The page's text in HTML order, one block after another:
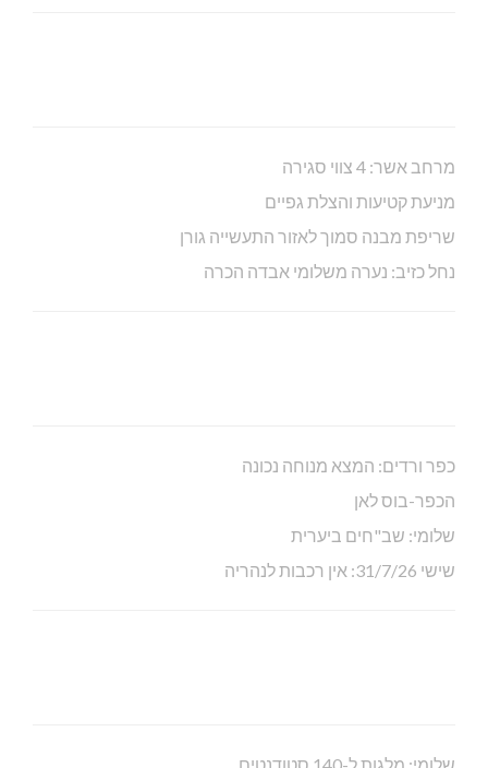
מרחב אשר: 4 צווי סגירה
מניעת קטיעות והצלת גפיים
שריפת מבנה סמוך לאזור התעשייה גורן
נחל כזיב: נערה משלומי אבדה הכרה
כפר ורדים: המצא מנוחה נכונה
הכפר-בוס לאן
שלומי: שב"חים ביערית
שישי 31/7/26: אין רכבות לנהריה